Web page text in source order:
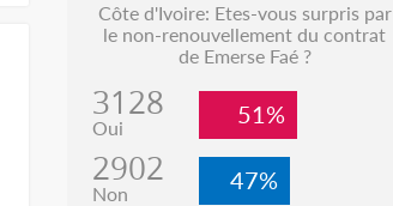
Côte d'Ivoire: Etes-vous surpris par
le non-renouvellement du contrat
de Emerse Faé ?
3128
Oui 51%
2902
Non 47%